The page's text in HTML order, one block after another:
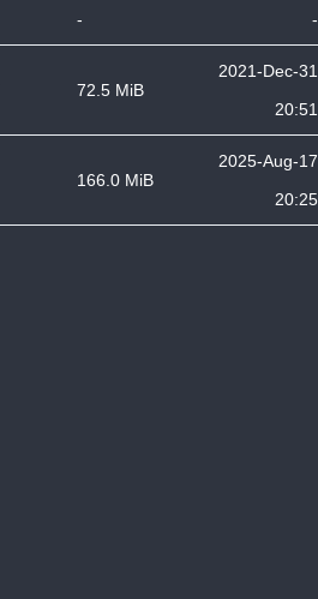
- -
72.5 MiB
2021-Dec-31
20:51
166.0 MiB
2025-Aug-17
20:25